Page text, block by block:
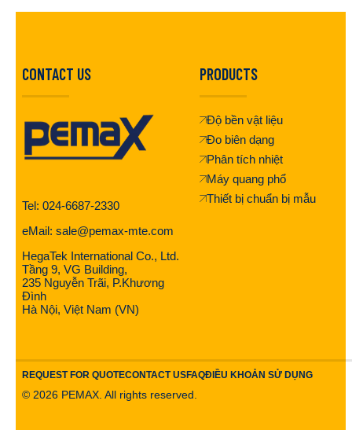
CONTACT US
Tel: 024-6687-2330
eMail: sale@pemax-mte.com
HegaTek International Co., Ltd.
Tầng 9, VG Building,
235 Nguyễn Trãi, P.Khương
Đình
Hà Nội, Việt Nam (VN)
PRODUCTS
Độ bền vật liệu
Đo biên dạng
Phân tích nhiệt
Máy quang phổ
Thiết bị chuẩn bị mẫu
REQUEST FOR QUOTECONTACT USFAQĐIỀU KHOẢN SỬ DỤNG
© 2026 PEMAX. All rights reserved.